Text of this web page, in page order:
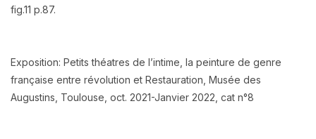
fig.11 p.87.
Exposition: Petits théatres de l’intime, la peinture de genre
française entre révolution et Restauration, Musée des
Augustins, Toulouse, oct. 2021-Janvier 2022, cat n°8